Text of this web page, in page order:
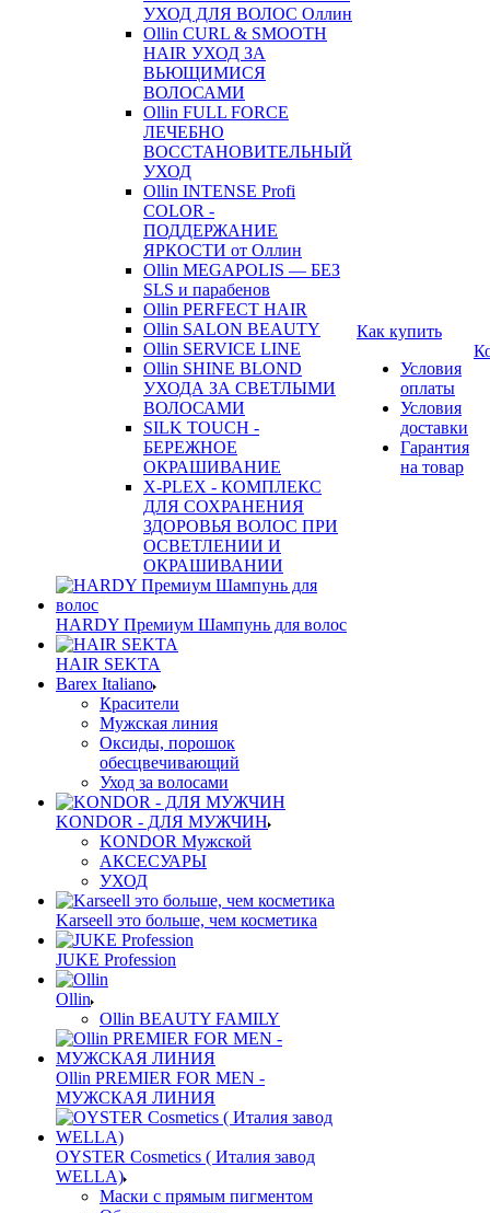
УХОД ДЛЯ ВОЛОС Оллин
Ollin CURL & SMOOTH
HAIR УХОД ЗА
ВЬЮЩИМИСЯ
ВОЛОСАМИ
Ollin FULL FORCE
ЛЕЧЕБНО
ВОССТАНОВИТЕЛЬНЫЙ
УХОД
Ollin INTENSE Profi
COLOR -
ПОДДЕРЖАНИЕ
ЯРКОСТИ от Оллин
Ollin MEGAPOLIS — БЕЗ
SLS и парабенов
Ollin PERFECT HAIR
Ollin SALON BEAUTY
Ollin SERVICE LINE
Ollin SHINE BLOND
УХОДА ЗА СВЕТЛЫМИ
ВОЛОСАМИ
SILK TOUCH -
БЕРЕЖНОЕ
ОКРАШИВАНИЕ
X-PLEX - КОМПЛЕКС
ДЛЯ СОХРАНЕНИЯ
ЗДОРОВЬЯ ВОЛОС ПРИ
ОСВЕТЛЕНИИ И
ОКРАШИВАНИИ
HARDY Премиум Шампунь для волос
HAIR SEKTA
Barex Italiano
Красители
Мужская линия
Оксиды, порошок
обесцвечивающий
Уход за волосами
KONDOR - ДЛЯ МУЖЧИН
KONDOR Мужской
АКСЕСУАРЫ
УХОД
Karseell это больше, чем косметика
JUKE Profession
Ollin
Ollin BEAUTY FAMILY
Ollin PREMIER FOR MEN -
МУЖСКАЯ ЛИНИЯ
OYSTER Cosmetics ( Италия завод
WELLA)
Маски с прямым пигментом
Как купить
Условия
оплаты
Условия
доставки
Гарантия
на товар